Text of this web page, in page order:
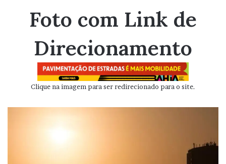
mail
Foto com Link de
Direcionamento
Clique na imagem para ser redirecionado para o site.